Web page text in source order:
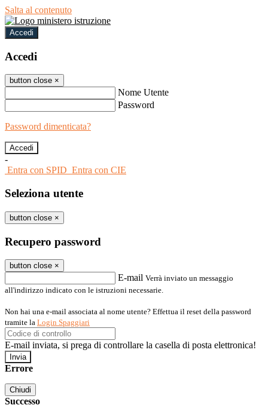
Salta al contenuto
Accedi
Accedi
button close ×
Nome Utente
Password
Password dimenticata?
-
Entra con SPID Entra con CIE
Seleziona utente
button close ×
Recupero password
button close ×
E-mail Verrà inviato un messaggio
all'indirizzo indicato con le istruzioni necessarie.
Non hai una e-mail associata al nome utente? Effettua il reset della password
tramite la Login Spaggiari
E-mail inviata, si prega di controllare la casella di posta elettronica!
Errore
Chiudi
Successo